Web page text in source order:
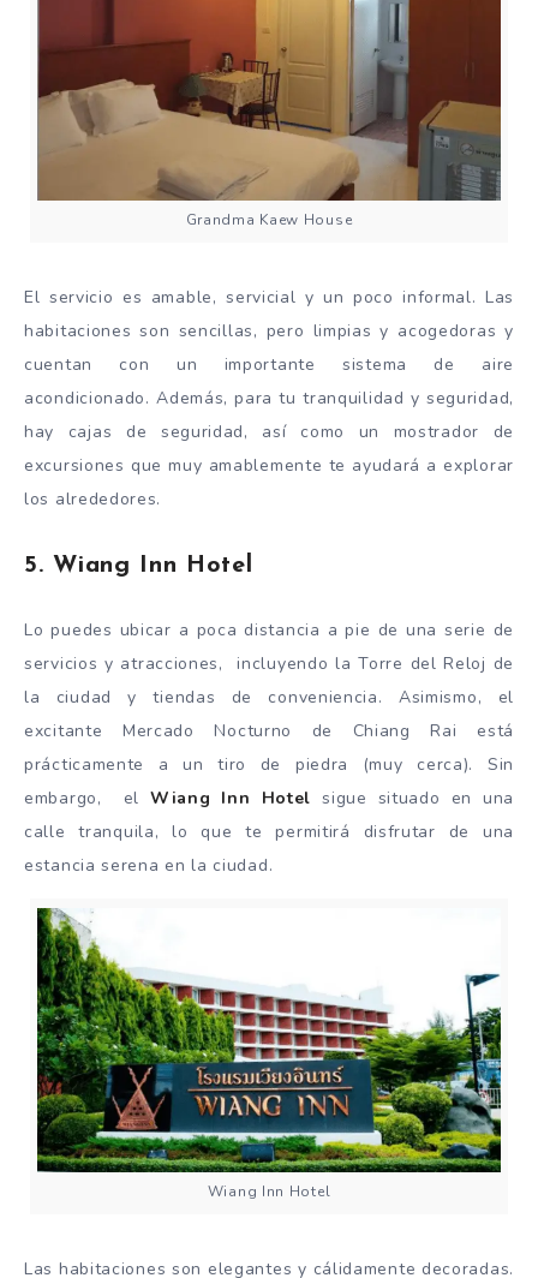
Grandma Kaew House
El servicio es amable, servicial y un poco informal. Las
habitaciones son sencillas, pero limpias y acogedoras y
cuentan con un importante sistema de aire
acondicionado. Además, para tu tranquilidad y seguridad,
hay cajas de seguridad, así como un mostrador de
excursiones que muy amablemente te ayudará a explorar
los alrededores.
5. Wiang Inn Hotel
Lo puedes ubicar a poca distancia a pie de una serie de
servicios y atracciones, incluyendo la Torre del Reloj de
la ciudad y tiendas de conveniencia. Asimismo, el
excitante Mercado Nocturno de Chiang Rai está
prácticamente a un tiro de piedra (muy cerca). Sin
embargo, el Wiang Inn Hotel sigue situado en una
calle tranquila, lo que te permitirá disfrutar de una
estancia serena en la ciudad.
Wiang Inn Hotel
Las habitaciones son elegantes y cálidamente decoradas.